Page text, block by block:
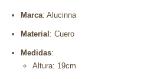
Marca: Alucinna
Material: Cuero
Medidas:
Altura: 19cm